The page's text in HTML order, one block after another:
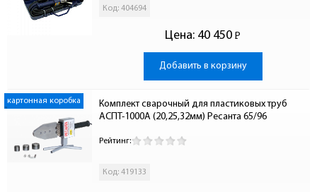
Код: 404694
Цена: 40 450 Р
-
Добавить в корзину
картонная коробка
Комплект сварочный для пластиковых труб
АСПТ-1000A (20,25,32мм) Ресанта 65/96
Рейтинг:
Код: 419133